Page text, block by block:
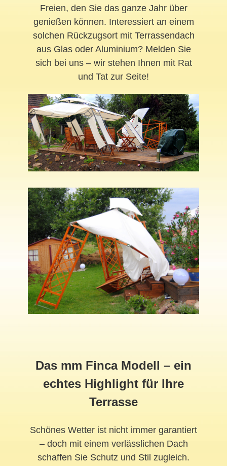
Freien, den Sie das ganze Jahr über
genießen können. Interessiert an einem
solchen Rückzugsort mit Terrassendach
aus Glas oder Aluminium? Melden Sie
sich bei uns – wir stehen Ihnen mit Rat
und Tat zur Seite!
Das mm Finca Modell – ein
echtes Highlight für Ihre
Terrasse
Schönes Wetter ist nicht immer garantiert
– doch mit einem verlässlichen Dach
schaffen Sie Schutz und Stil zugleich.